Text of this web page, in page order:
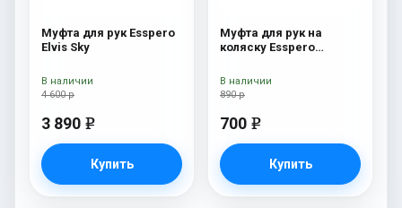
Муфта для рук Esspero
Elvis Sky
4 600 р
3 890 e
Купить
В наличии
Муфта для рук на
коляску Esspero
890 р
700 e
Купить
В наличии